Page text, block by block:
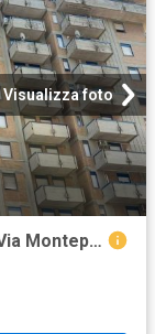
Visualizza foto
Appartamento in vendita di 181 m² in Via Montepellegrino, 163